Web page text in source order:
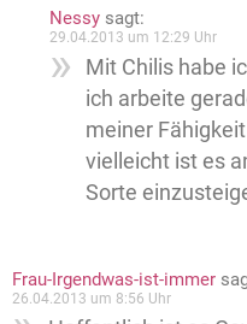
Nessy sagt:
29.04.2013 um 12:29 Uhr
Mit Chilis habe
ich arbeite
meiner
vielleicht ist es
Sorte
Frau-Irgendwas-ist-immer
26.04.2013 um 8:56 Uhr